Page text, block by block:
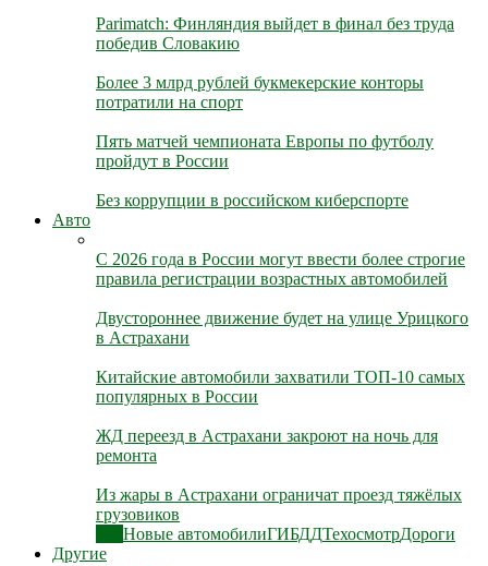
Parimatch: Финляндия выйдет в финал без труда
победив Словакию
Более 3 млрд рублей букмекерские конторы
потратили на спорт
Пять матчей чемпионата Европы по футболу
пройдут в России
Без коррупции в российском киберспорте
Авто
С 2026 года в России могут ввести более строгие
правила регистрации возрастных автомобилей
Двустороннее движение будет на улице Урицкого
в Астрахани
Китайские автомобили захватили ТОП-10 самых
популярных в России
ЖД переезд в Астрахани закроют на ночь для
ремонта
Из жары в Астрахани ограничат проезд тяжёлых
грузовиков
Новые автомобилиГИБДДТехосмотрДороги
Другие